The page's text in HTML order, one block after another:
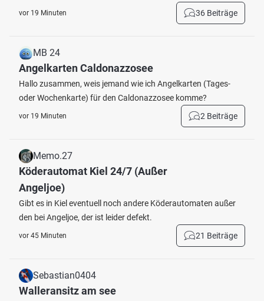
vor 19 Minuten 36 Beiträge
MB 24
Angelkarten Caldonazzosee
Hallo zusammen, weis jemand wie ich Angelkarten (Tages-
oder Wochenkarte) für den Caldonazzosee komme?
vor 19 Minuten 2 Beiträge
Memo.27
Köderautomat Kiel 24/7 (Außer
Angeljoe)
Gibt es in Kiel eventuell noch andere Köderautomaten außer
den bei Angeljoe, der ist leider defekt.
vor 45 Minuten 21 Beiträge
Sebastian0404
Walleransitz am see